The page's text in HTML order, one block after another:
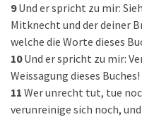
9 Und er spricht zu mir:
Mitknecht und der deiner
welche die Worte dieses
10 Und er spricht zu mir:
Weissagung dieses
11 Wer unrecht tut, tue
verunreinige sich noch,